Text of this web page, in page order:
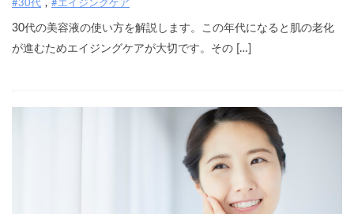
#30代 #エイジングケア
30代の美容液の使い方を解説します。この年代になると肌の老化
が進むためエイジングケアが大切です。その […]